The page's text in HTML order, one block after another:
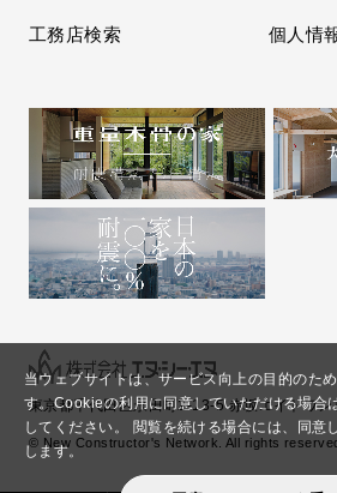
当ウェブサイトは、サービス向上の目的のた
す。Cookieの利用に同意していただける場合
してください。
閲覧を続ける場合には、同意
します。
工務店検索 個人情
東京都千代田区永田町2-13-5 赤坂エイトワン
© New Constructor's Network. All rights